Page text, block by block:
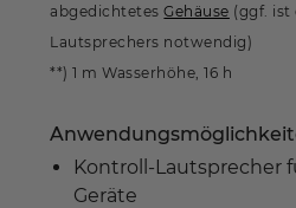
abgedichtetesGehäuse (ggf. ist
Lautsprechers notwendig)
**) 1 m Wasserhöhe, 16 h
Kontroll-Lautsprecher
Geräte